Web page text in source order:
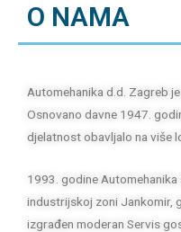
O NAMA
Automehanika d.d. Zagreb
Osnovano davne 1947.
djelatnost obavljalo na više
1993. godine Automehanika
industrijskoj zoni Jankomir,
izgrađen moderan Servis